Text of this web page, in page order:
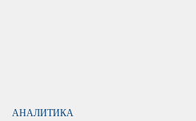
АНАЛИТИКА